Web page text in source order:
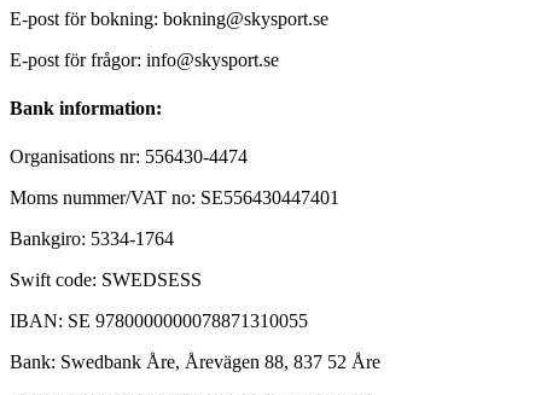
E-post för bokning: bokning@skysport.se
E-post för frågor: info@skysport.se
Bank information:
Organisations nr: 556430-4474
Moms nummer/VAT no: SE556430447401
Bankgiro: 5334-1764
Swift code: SWEDSESS
IBAN: SE 9780000000078871310055
Bank: Swedbank Åre, Årevägen 88, 837 52 Åre